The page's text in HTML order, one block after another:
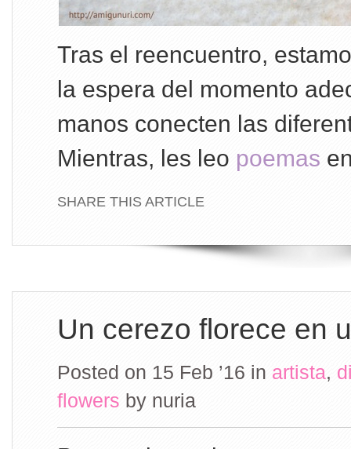
Tras el reencuentro,
la espera del momento
manos conecten las
Mientras, les leo poemas
SHARE THIS ARTICLE
Un cerezo florece en
Posted on 15 Feb ’16 in artista,
flowers by nuria